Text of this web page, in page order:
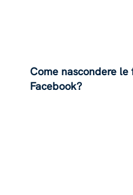
Come nascondere le
Facebook?